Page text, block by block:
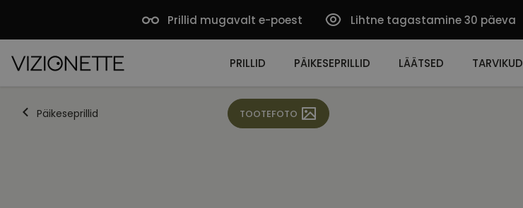
Prillid mugavalt e-poest Lihtne tagastamine 30 päeva
PRILLID PÄIKESEPRILLID LÄÄTSED TARVIKUD
Päikeseprillid TOOTEFOTO